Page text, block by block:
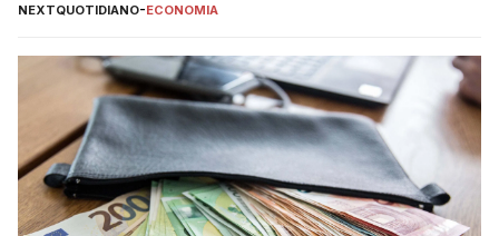
NEXTQUOTIDIANO-ECONOMIA